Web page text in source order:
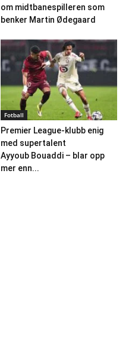
om midtbanespilleren som
benker Martin Ødegaard
Fotball
Premier League-klubb enig
med supertalent
Ayyoub Bouaddi – blar opp
mer enn...